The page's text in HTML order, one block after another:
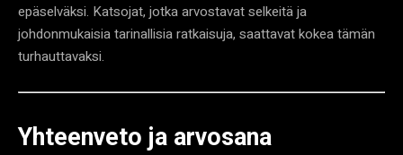
epäselväksi. Katsojat, jotka arvostavat selkeitä ja
johdonmukaisia tarinallisia ratkaisuja, saattavat kokea tämän
turhauttavaksi.
Yhteenveto ja arvosana